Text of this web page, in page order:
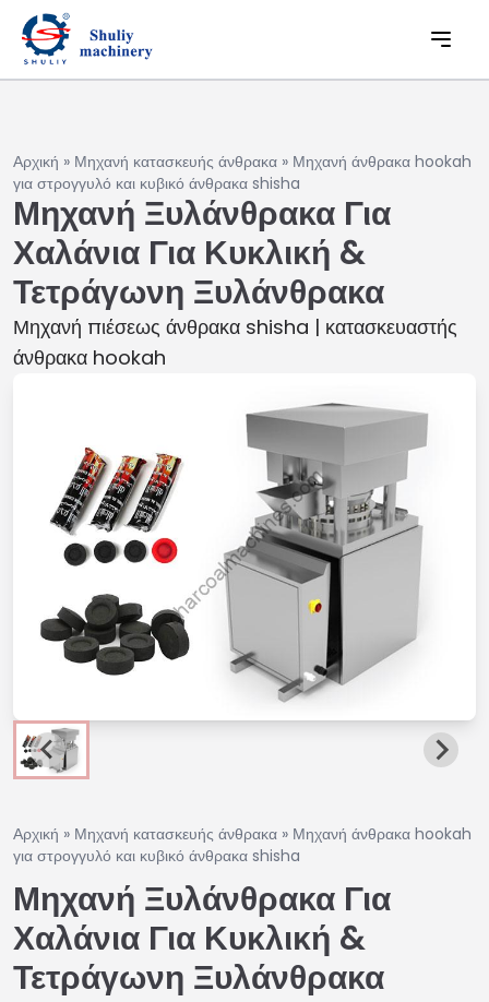
Αρχική » Μηχανή κατασκευής άνθρακα » Μηχανή άνθρακα hookah
για στρογγυλό και κυβικό άνθρακα shisha
Μηχανή Ξυλάνθρακα Για
Χαλάνια Για Κυκλική &
Τετράγωνη Ξυλάνθρακα
Μηχανή πιέσεως άνθρακα shisha | κατασκευαστής
άνθρακα hookah
Αρχική » Μηχανή κατασκευής άνθρακα » Μηχανή άνθρακα hookah
για στρογγυλό και κυβικό άνθρακα shisha
Μηχανή Ξυλάνθρακα Για
Χαλάνια Για Κυκλική &
Τετράγωνη Ξυλάνθρακα